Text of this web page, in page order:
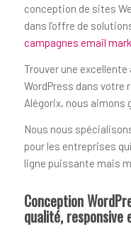
conception de sites
dans l’offre de
campagnes email
Trouver une
WordPress dans votre
Alégorix, nous aimons
Nous nous
pour les entreprises
ligne puissante mais
Conception
qualité,